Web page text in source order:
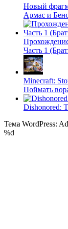
Новый
Армас и
Часть 1
Minecraft:
Поймать
Dishonored:
Тема WordPress:
%d